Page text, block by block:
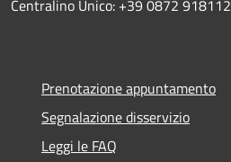
Centralino Unico: +39 0872 918112
Prenotazione appuntamento
Segnalazione disservizio
Leggi le FAQ